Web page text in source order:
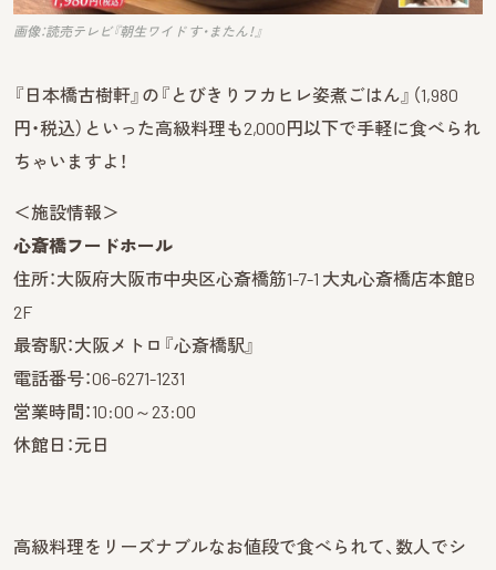
画像：読売テレビ『朝生ワイド す・またん！』
『日本橋古樹軒』の『とびきりフカヒレ姿煮ごはん』（1,980
円・税込）といった高級料理も2,000円以下で手軽に食べられ
ちゃいますよ！
＜施設情報＞
心斎橋フードホール
住所：大阪府大阪市中央区心斎橋筋1-7-1 大丸心斎橋店本館B
2F
最寄駅：大阪メトロ『心斎橋駅』
電話番号：06-6271-1231
営業時間：10:00～23:00
休館日：元日
高級料理をリーズナブルなお値段で食べられて、数人でシ